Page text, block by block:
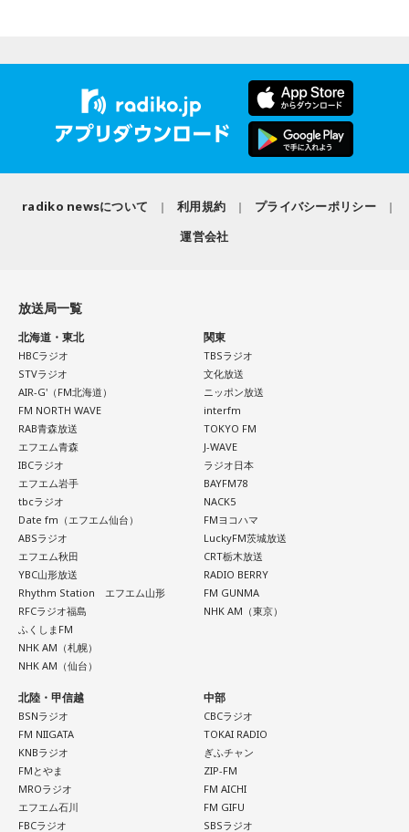
東京・新宿から甲州・信州を目指す、中央線特急の「あず
さ」号、「かいじ」号。列車が、大きな天狗の像がある高尾
駅のホームを横目に通過すると、車窓は一気に山深くなり、
小仏峠に向けて登り坂をぐいぐいと登っていきます。その最
初にくぐるトンネルの名前を「湯の花トンネル」といいま
いまから81年前、1945年8月5日は晴天に恵まれた日曜日で
れ、この日から全線で運転を再開します。
湯の花トンネル近くを走る、現在の中央本線の下り普通列車（当時は画像左・上り線の単線
運転）
新宿駅10時10分発「419列車」、普通列車・長野行には、軍
人をはじめ、買い出しや疎開先を目指す人たちが、大挙して
乗り込みました。デッキにも人があふれ、なかには窓から出
入りする子供もいたといいます。列車は、浅川駅、今の高尾
駅を正午過ぎ、およそ1時間遅れで発車。すし詰めの車内では
ありましたが、ちょうどお昼どき、おにぎりを頬張る人もい
れば、乗り合わせた人同士、互いの空襲の苦労話をしたり、
少し和んだ雰囲気もありました。
そんな「419列車」が小仏峠の登り坂に差し掛かった時、ガ
クンとスピードが落ちます。突然、バリバリバリッ！と大き
な音が響き渡り、列車は牽引する電気機関車と客車の2両目の
半分まで湯の花トンネルに入ったところで、急停車しまし
た。
「機銃掃射だ！」
そんな叫びと悲鳴が同時に響き渡り、ギューンブルブルブル
radiko newsについて 利用規約
プライバシーポリシー
運営会社
放送局一覧
北海道・東北
HBCラジオ
STVラジオ
AIR-G'（FM北海道）
FM NORTH WAVE
RAB青森放送
エフエム青森
IBCラジオ
エフエム岩手
tbcラジオ
Date fm（エフエム仙台）
ABSラジオ
エフエム秋田
YBC山形放送
Rhythm Station エフエム山形
RFCラジオ福島
ふくしまFM
NHK AM（札幌）
NHK AM（仙台）
関東
TBSラジオ
文化放送
ニッポン放送
interfm
TOKYO FM
J-WAVE
ラジオ日本
BAYFM78
NACK5
FMヨコハマ
LuckyFM茨城放送
CRT栃木放送
RADIO BERRY
FM GUNMA
NHK AM（東京）
北陸・甲信越
BSNラジオ
FM NIIGATA
KNBラジオ
FMとやま
MROラジオ
エフエム石川
FBCラジオ
中部
CBCラジオ
TOKAI RADIO
ぎふチャン
ZIP-FM
FM AICHI
FM GIFU
SBSラジオ